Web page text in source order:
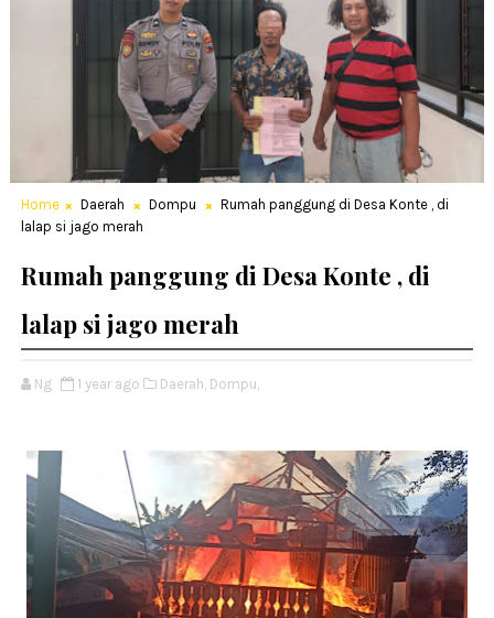
Home Daerah Dompu
Rumah panggung di Desa Konte , di
lalap si jago merah
Rumah panggung di Desa Konte , di
lalap si jago merah
Ng 1 year ago Daerah, Dompu,